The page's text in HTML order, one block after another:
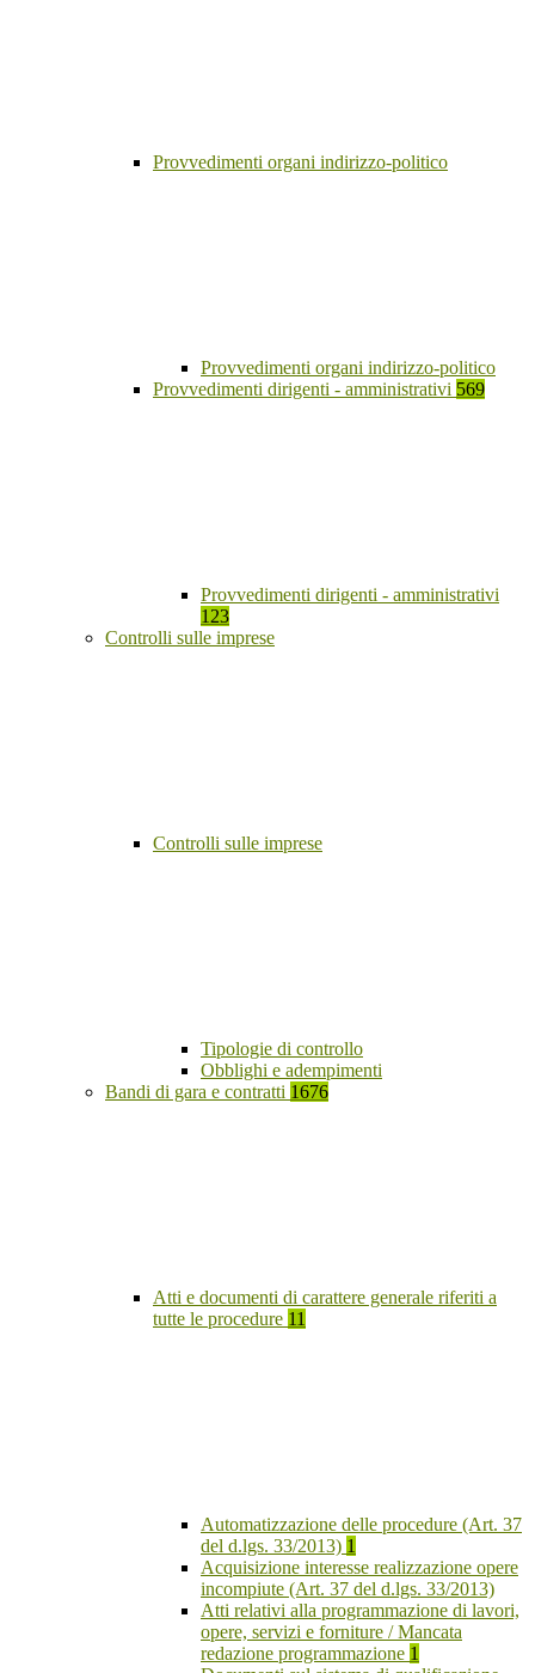
Provvedimenti organi indirizzo-politico
Provvedimenti organi indirizzo-politico
Provvedimenti dirigenti - amministrativi 569
Provvedimenti dirigenti - amministrativi
123
Controlli sulle imprese
Controlli sulle imprese
Tipologie di controllo
Obblighi e adempimenti
Bandi di gara e contratti 1676
Atti e documenti di carattere generale riferiti a
tutte le procedure 11
Automatizzazione delle procedure (Art. 37
del d.lgs. 33/2013) 1
Acquisizione interesse realizzazione opere
incompiute (Art. 37 del d.lgs. 33/2013)
Atti relativi alla programmazione di lavori,
opere, servizi e forniture / Mancata
redazione programmazione 1